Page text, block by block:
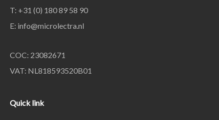
T: +31 (0) 180 89 58 90
E: info@microlectra.nl
COC: 23082671
VAT: NL818593520B01
Quick link